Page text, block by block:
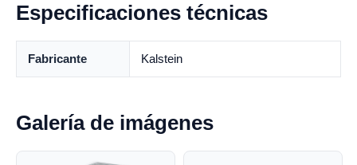
Especificaciones técnicas
Fabricante Kalstein
Galería de imágenes